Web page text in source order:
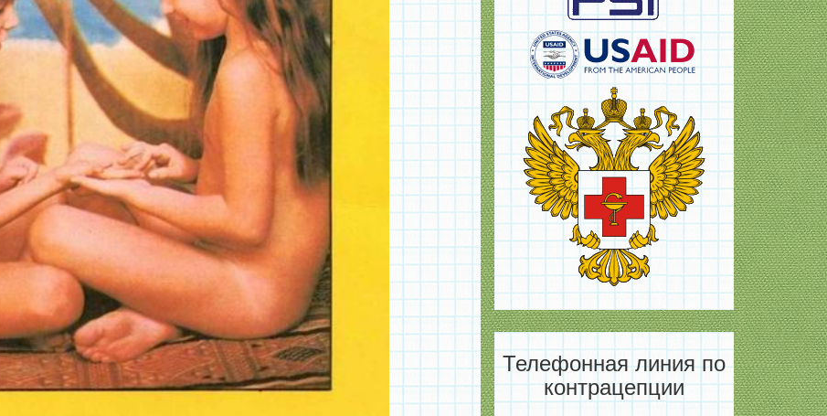
Телефонная линия по
контрацепции